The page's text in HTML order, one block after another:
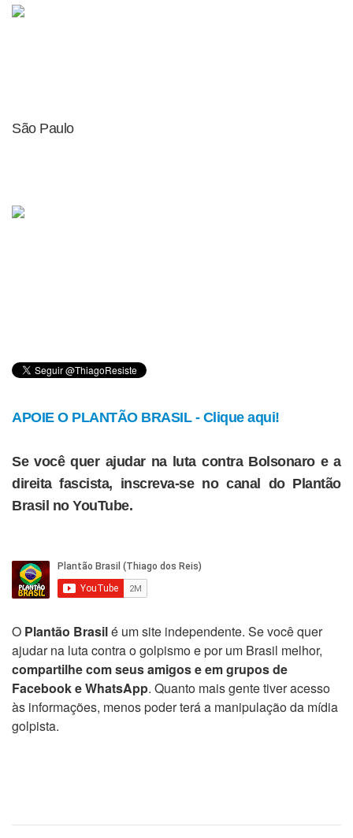
São Paulo
APOIE O PLANTÃO BRASIL - Clique aqui!
Se você quer ajudar na luta contra Bolsonaro e a
direita fascista, inscreva-se no canal do Plantão
Brasil no YouTube.
O Plantão Brasilé um site independente. Se você quer
ajudar na luta contra o golpismo e por um Brasil melhor,
compartilhe com seus amigos e em grupos de
Facebook e WhatsApp. Quanto mais gente tiver acesso
às informações, menos poder terá a manipulação da mídia
golpista.